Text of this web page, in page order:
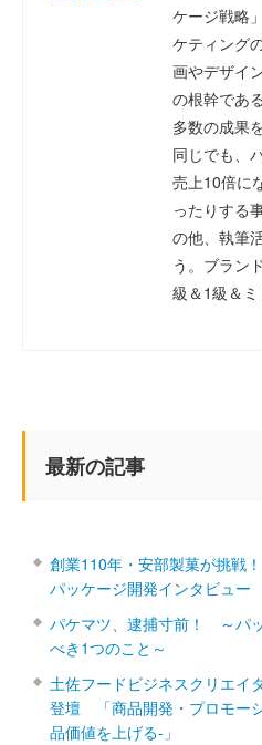
ケージ戦略
ケティング
画やデザイ
の根幹であ
多数の成果
同じでも、
売上10倍に
ったりする
の他、執筆
う。ブラン
級＆1級＆ミ
最新の記事
創業110年・安部製菓が挑戦
パッケージ開発インタビュー
パケマツ、逮捕寸前！ ～パ
べき1つのこと～
土佐フードビジネスクリエイ
登壇 「商品開発・プロモー
品価値を上げる‐」